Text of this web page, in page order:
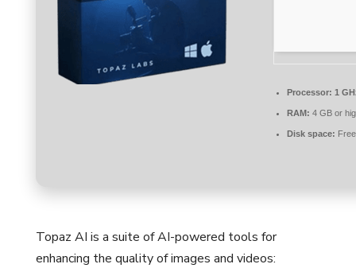
Processor: 1
RAM: 4 GB or
Disk space:
Topaz AI is a suite of AI-powered tools for
enhancing the quality of images and videos: